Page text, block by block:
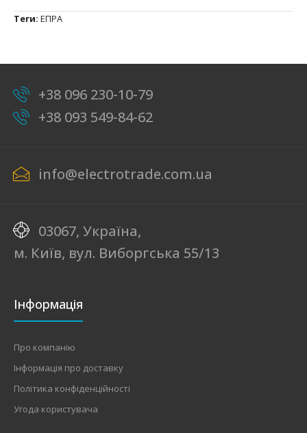
Теги: ЕПРА
+38 096 230-10-79
+38 093 549-84-62
info@electrotrade.com.ua
03067, Україна,
м. Київ, вул. Виборгська 55/13
Інформація
Про компанію
Інформація про доставку
Політика конфіденційності
Угода користувача